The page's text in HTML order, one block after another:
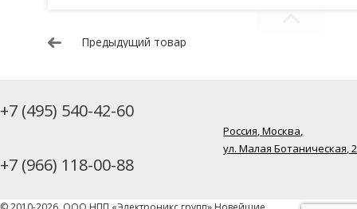
Предыдущий товар
+7 (495) 540-42-60
+7 (966) 118-00-88
Россия, Москва,
ул. Малая Ботаническая,